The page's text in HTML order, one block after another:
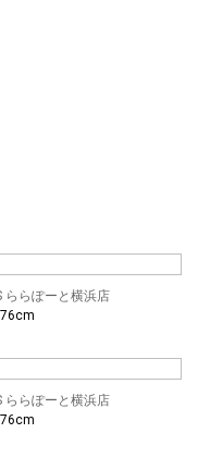
ららぽーと横浜店
ららぽーと横浜店